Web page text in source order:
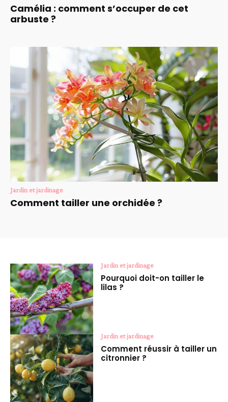
Camélia : comment s’occuper de cet
arbuste ?
Jardin et jardinage
Comment tailler une orchidée ?
Jardin et jardinage
Pourquoi doit-on tailler le
lilas ?
Jardin et jardinage
Comment réussir à tailler un
citronnier ?